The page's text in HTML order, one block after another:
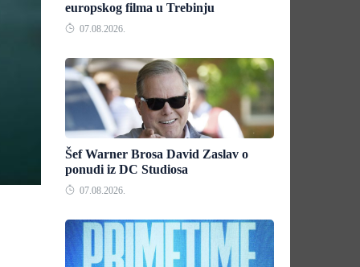
europskog filma u Trebinju
07.08.2026.
Šef Warner Brosa David Zaslav o
ponudi iz DC Studiosa
07.08.2026.